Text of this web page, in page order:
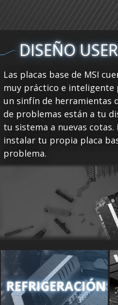
DISEÑO
Las placas base de MSI
muy práctico e inteligente
un sinfín de herramientas
de problemas están a tu
tu sistema a nuevas cotas.
instalar tu propia placa
problema.
REFRIGERACIÓN